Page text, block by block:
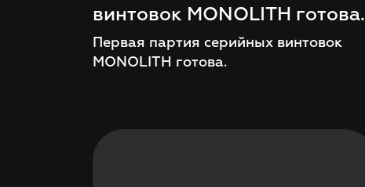
винтовок MONOLITH готова.
Первая партия серийных винтовок
MONOLITH готова.